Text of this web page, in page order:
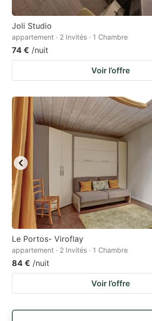
Joli Studio
appartement · 2 Invités · 1 Chambre
74 € /nuit
Voir l’offre
Le Portos- Viroflay
appartement · 2 Invités · 1 Chambre
84 € /nuit
Voir l’offre